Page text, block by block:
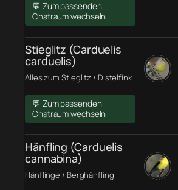
💬 Zum passenden
Chatraum wechseln
Stieglitz (Carduelis
carduelis)
Alles zum Stieglitz / Distelfink
💬 Zum passenden
Chatraum wechseln
Hänfling (Carduelis
cannabina)
Hänflinge / Berghänfling